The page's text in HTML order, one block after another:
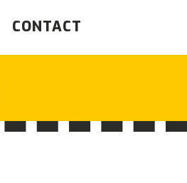
CONTACT